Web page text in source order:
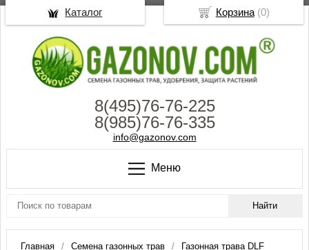
8(495)76-76-225
8(985)76-76-335
info@gazonov.com
Меню
Главная Семена газонных трав
Газонная трава DLF
Корзина(0)
Каталог